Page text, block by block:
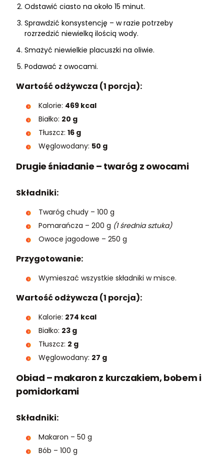
Odstawić ciasto na około 15 minut.
Sprawdzić konsystencję – w razie potrzeby
rozrzedzić niewielką ilością wody.
Smażyć niewielkie placuszki na oliwie.
Podawać z owocami.
Wartość odżywcza (1 porcja):
Kalorie: 469 kcal
Białko: 20 g
Tłuszcz: 16 g
Węglowodany: 50 g
Drugie śniadanie – twaróg z owocami
Składniki:
Twaróg chudy – 100 g
Pomarańcza – 200 g (1 średnia sztuka)
Owoce jagodowe – 250 g
Przygotowanie:
Wymieszać wszystkie składniki w misce.
Wartość odżywcza (1 porcja):
Kalorie: 274 kcal
Białko: 23 g
Tłuszcz: 2 g
Węglowodany: 27 g
Obiad – makaron z kurczakiem, bobem i
pomidorkami
Składniki:
Makaron – 50 g
Bób – 100 g